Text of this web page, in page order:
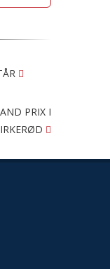
PRIX I